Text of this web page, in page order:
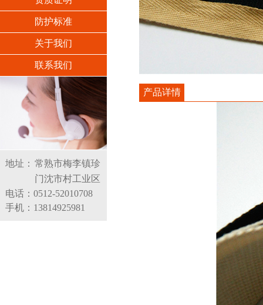
防护标准
关于我们
联系我们
地址： 常熟市梅李镇珍
门沈市村工业区
电话：0512-52010708
手机：13814925981
产品详情